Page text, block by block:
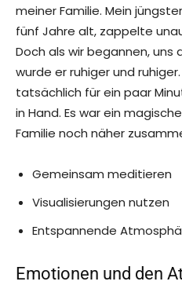
meiner Familie. Mein
fünf Jahre alt, zappelte
Doch als wir begannen, uns
wurde er ruhiger und
tatsächlich für ein paar
in Hand. Es war ein
Familie noch näher
Gemeinsam meditieren
Visualisierungen nutzen
Entspannende
Emotionen und den